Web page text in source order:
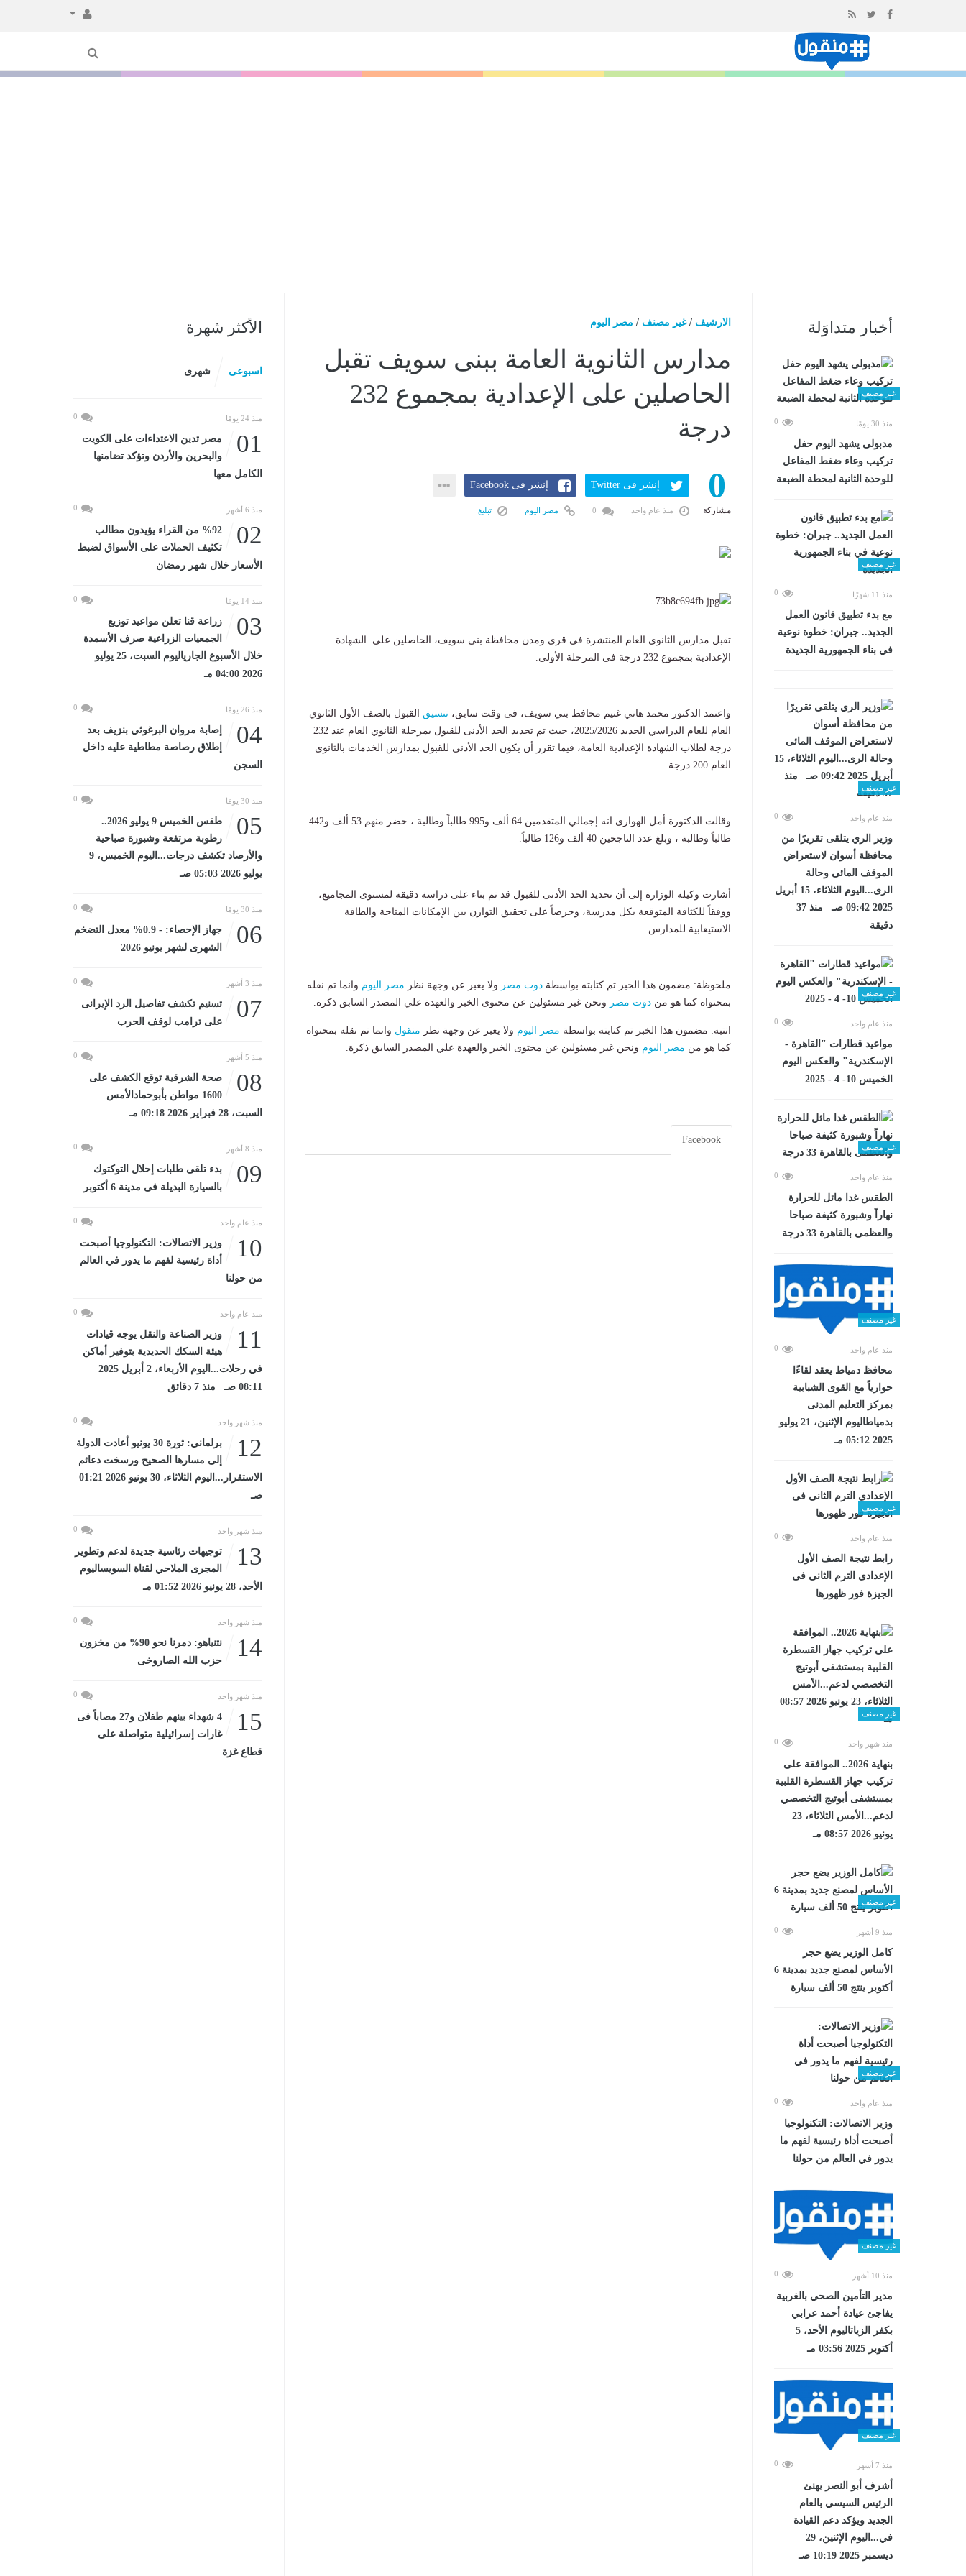
المحتوى
أخبار متداوَلة
غير مصنف
منذ 30 يومًا 0
مدبولى يشهد اليوم حفل
تركيب وعاء ضغط المفاعل
للوحدة الثانية لمحطة الضبعة
غير مصنف
منذ 11 شهرًا 0
مع بدء تطبيق قانون العمل
الجديد.. جبران: خطوة نوعية
في بناء الجمهورية الجديدة
غير مصنف
منذ عام واحد 0
وزير الري يتلقى تقريرًا من
محافظة أسوان لاستعراض
الموقف المائى وحالة
الرى...اليوم الثلاثاء، 15 أبريل
2025 09:42 صـ منذ 37
دقيقة
غير مصنف
منذ عام واحد 0
مواعيد قطارات "القاهرة -
الإسكندرية" والعكس اليوم
الخميس 10- 4 - 2025
غير مصنف
منذ عام واحد 0
الطقس غدا مائل للحرارة
نهاراً وشبورة كثيفة صباحا
والعظمى بالقاهرة 33 درجة
غير مصنف
منذ عام واحد 0
محافظ دمياط يعقد لقاءًا
حوارياً مع القوى الشبابية
بمركز التعليم المدنى
بدمياطاليوم الإثنين، 21 يوليو
2025 05:12 مـ
غير مصنف
منذ عام واحد 0
رابط نتيجة الصف الأول
الإعدادى الترم الثانى فى
الجيزة فور ظهورها
غير مصنف
منذ شهر واحد 0
بنهاية 2026.. الموافقة على
تركيب جهاز القسطرة القلبية
بمستشفى أبوتيج التخصصي
لدعم...الأمس الثلاثاء، 23
يونيو 2026 08:57 مـ
غير مصنف
منذ 9 أشهر 0
كامل الوزير يضع حجر
الأساس لمصنع جديد بمدينة 6
أكتوبر ينتج 50 ألف سيارة
غير مصنف
منذ عام واحد 0
وزير الاتصالات: التكنولوجيا
أصبحت أداة رئيسية لفهم ما
يدور في العالم من حولنا
غير مصنف
منذ 10 أشهر 0
مدير التأمين الصحي بالغربية
يفاجئ عيادة أحمد عرابي
بكفر الزياتاليوم الأحد، 5
أكتوبر 2025 03:56 مـ
غير مصنف
منذ 7 أشهر 0
أشرف أبو النصر يهنئ
الرئيس السيسي بالعام
الجديد ويؤكد دعم القيادة
في...اليوم الإثنين، 29
ديسمبر 2025 10:19 صـ
الارشيف /غير مصنف / مصر اليوم
مدارس الثانوية العامة ببنى سويف تقبل
الحاصلين على الإعدادية بمجموع 232
درجة
0
مشاركة
إنشر فى Twitter إنشر فى Facebook
منذ عام واحد مصر اليوم تبليغ
تقبل مدارس الثانوى العام المنتشرة فى قرى ومدن محافظة بنى سويف، الحاصلين على الشهادة
الإعدادية بمجموع 232 درجة فى المرحلة الأولى.
واعتمد الدكتور محمد هاني غنيم محافظ بني سويف، فى وقت سابق، تنسيق القبول بالصف الأول الثانوي
العام للعام الدراسي الجديد 2025/2026، حيث تم تحديد الحد الأدنى للقبول بمرحلة الثانوي العام عند 232
درجة لطلاب الشهادة الإعدادية العامة، فيما تقرر أن يكون الحد الأدنى للقبول بمدارس الخدمات بالثانوي
العام 200 درجة.
وقالت الدكتورة أمل الهوارى انه إجمالي المتقدمين 64 ألف و995 طالباً وطالبة ، حضر منهم 53 ألف و442
طالباً وطالبة ، وبلغ عدد الناجحين 40 ألف و126 طالباً.
أشارت وكيلة الوزارة إلى أن تحديد الحد الأدنى للقبول قد تم بناء على دراسة دقيقة لمستوى المجاميع،
ووفقاً للكثافة المتوقعة بكل مدرسة، وحرصاً على تحقيق التوازن بين الإمكانات المتاحة والطاقة
الاستيعابية للمدارس.
ملحوظة: مضمون هذا الخبر تم كتابته بواسطة دوت مصر ولا يعبر عن وجهة نظر مصر اليوم وانما تم نقله
بمحتواه كما هو من دوت مصر ونحن غير مسئولين عن محتوى الخبر والعهدة علي المصدر السابق ذكرة.
انتبه: مضمون هذا الخبر تم كتابته بواسطة مصر اليوم ولا يعبر عن وجهة نظر منقول وانما تم نقله بمحتواه
كما هو من مصر اليوم ونحن غير مسئولين عن محتوى الخبر والعهدة علي المصدر السابق ذكرة.
Facebook
الأكثر شهرة
اسبوعى شهرى
منذ 24 يومًا 0
01
مصر تدين الاعتداءات على الكويت
والبحرين والأردن وتؤكد تضامنها
الكامل معها
منذ 6 أشهر 0
02
%92 من القراء يؤيدون مطالب
تكثيف الحملات على الأسواق لضبط
الأسعار خلال شهر رمضان
منذ 14 يومًا 0
03
زراعة قنا تعلن مواعيد توزيع
الجمعيات الزراعية صرف الأسمدة
خلال الأسبوع الجارياليوم السبت، 25 يوليو
2026 04:00 مـ
منذ 26 يومًا 0
04
إصابة مروان البرغوثي بنزيف بعد
إطلاق رصاصة مطاطية عليه داخل
السجن
منذ 30 يومًا 0
05
طقس الخميس 9 يوليو 2026..
رطوبة مرتفعة وشبورة صباحية
والأرصاد تكشف درجات...اليوم الخميس، 9
يوليو 2026 05:03 صـ
منذ 30 يومًا 0
06
جهاز الإحصاء: - 0.9% معدل التضخم
الشهرى لشهر يونيو 2026
منذ 3 أشهر 0
07
تسنيم تكشف تفاصيل الرد الإيرانى
على ترامب لوقف الحرب
منذ 5 أشهر 0
08
صحة الشرقية توقع الكشف على
1600 مواطن بأبوحمادالأمس
السبت، 28 فبراير 2026 09:18 مـ
منذ 8 أشهر 0
09
بدء تلقى طلبات إحلال التوكتوك
بالسيارة البديلة فى مدينة 6 أكتوبر
منذ عام واحد 0
10
وزير الاتصالات: التكنولوجيا أصبحت
أداة رئيسية لفهم ما يدور في العالم
من حولنا
منذ عام واحد 0
11
وزير الصناعة والنقل يوجه قيادات
هيئة السكك الحديدية بتوفير أماكن
في رحلات...اليوم الأربعاء، 2 أبريل 2025
08:11 صـ منذ 7 دقائق
منذ شهر واحد 0
12
برلماني: ثورة 30 يونيو أعادت الدولة
إلى مسارها الصحيح ورسخت دعائم
الاستقرار...اليوم الثلاثاء، 30 يونيو 2026 01:21
صـ
منذ شهر واحد 0
13
توجيهات رئاسية جديدة لدعم وتطوير
المجرى الملاحي لقناة السويساليوم
الأحد، 28 يونيو 2026 01:52 مـ
منذ شهر واحد 0
14
نتنياهو: دمرنا نحو 90% من مخزون
حزب الله الصاروخى
منذ شهر واحد 0
15
4 شهداء بينهم طفلان و27 مصاباً فى
غارات إسرائيلية متواصلة على
قطاع غزة